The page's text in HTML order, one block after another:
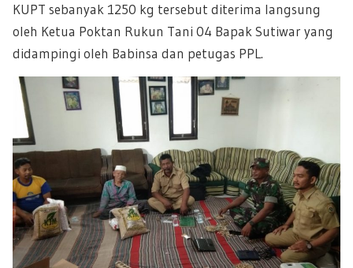
KUPT sebanyak 1250 kg tersebut diterima langsung
oleh Ketua Poktan Rukun Tani 04 Bapak Sutiwar yang
didampingi oleh Babinsa dan petugas PPL.